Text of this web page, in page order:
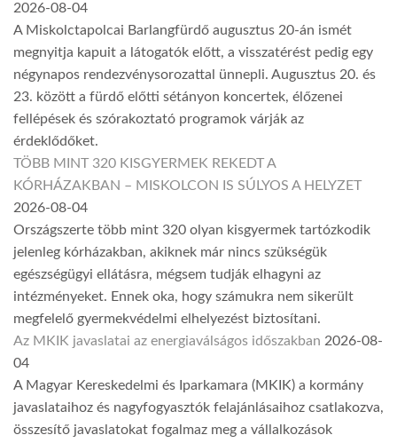
2026-08-04
A Miskolctapolcai Barlangfürdő augusztus 20-án ismét
megnyitja kapuit a látogatók előtt, a visszatérést pedig egy
négynapos rendezvénysorozattal ünnepli. Augusztus 20. és
23. között a fürdő előtti sétányon koncertek, élőzenei
fellépések és szórakoztató programok várják az
érdeklődőket.
TÖBB MINT 320 KISGYERMEK REKEDT A
KÓRHÁZAKBAN – MISKOLCON IS SÚLYOS A HELYZET
2026-08-04
Országszerte több mint 320 olyan kisgyermek tartózkodik
jelenleg kórházakban, akiknek már nincs szükségük
egészségügyi ellátásra, mégsem tudják elhagyni az
intézményeket. Ennek oka, hogy számukra nem sikerült
megfelelő gyermekvédelmi elhelyezést biztosítani.
Az MKIK javaslatai az energiaválságos időszakban 2026-08-
04
A Magyar Kereskedelmi és Iparkamara (MKIK) a kormány
javaslataihoz és nagyfogyasztók felajánlásaihoz csatlakozva,
összesítő javaslatokat fogalmaz meg a vállalkozások